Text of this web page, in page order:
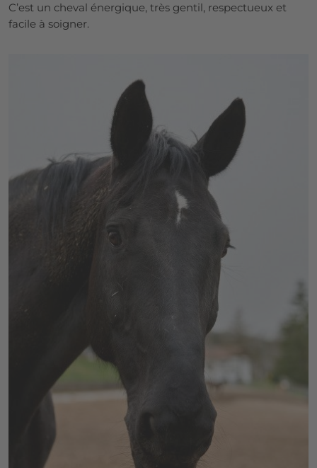
C’est un cheval énergique, très gentil, respectueux et
facile à soigner.